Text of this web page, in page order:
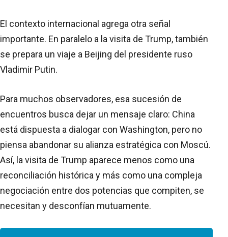
El contexto internacional agrega otra señal
importante. En paralelo a la visita de Trump, también
se prepara un viaje a Beijing del presidente ruso
Vladimir Putin.
Para muchos observadores, esa sucesión de
encuentros busca dejar un mensaje claro: China
está dispuesta a dialogar con Washington, pero no
piensa abandonar su alianza estratégica con Moscú.
Así, la visita de Trump aparece menos como una
reconciliación histórica y más como una compleja
negociación entre dos potencias que compiten, se
necesitan y desconfían mutuamente.